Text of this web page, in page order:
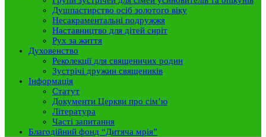
Душпастирство осіб золотого віку
Несакраментальні подружжя
Наставництво для дітей сиріт
Рух за життя
Духовенство
Реколекції для священичих родин
Зустрічі дружин священиків
Інформація
Статут
Документи Церкви про сім’ю
Література
Часті запитання
Благодійний фонд “Дитяча мрія”